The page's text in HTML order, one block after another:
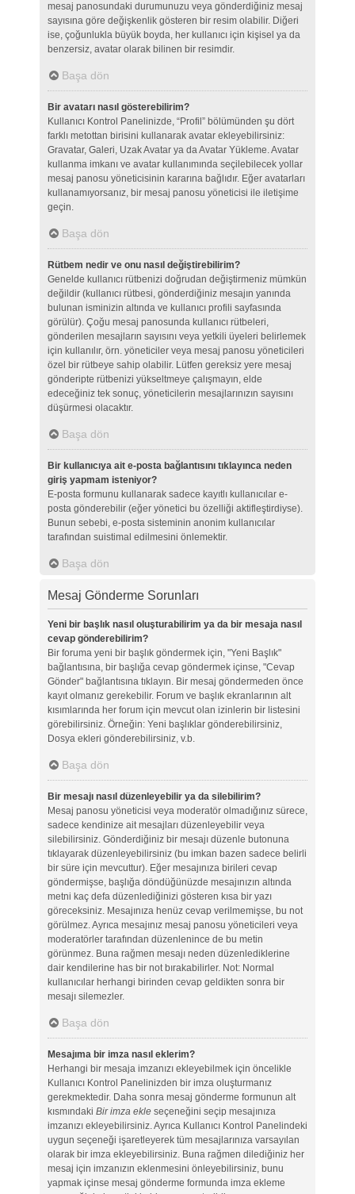
mesaj panosundaki durumunuzu veya gönderdiğiniz mesaj
sayısına göre değişkenlik gösteren bir resim olabilir. Diğeri
ise, çoğunlukla büyük boyda, her kullanıcı için kişisel ya da
benzersiz, avatar olarak bilinen bir resimdir.
Başa dön
Bir avatarı nasıl gösterebilirim?
Kullanıcı Kontrol Panelinizde, “Profil” bölümünden şu dört
farklı metottan birisini kullanarak avatar ekleyebilirsiniz:
Gravatar, Galeri, Uzak Avatar ya da Avatar Yükleme. Avatar
kullanma imkanı ve avatar kullanımında seçilebilecek yollar
mesaj panosu yöneticisinin kararına bağlıdır. Eğer avatarları
kullanamıyorsanız, bir mesaj panosu yöneticisi ile iletişime
geçin.
Başa dön
Rütbem nedir ve onu nasıl değiştirebilirim?
Genelde kullanıcı rütbenizi doğrudan değiştirmeniz mümkün
değildir (kullanıcı rütbesi, gönderdiğiniz mesajın yanında
bulunan isminizin altında ve kullanıcı profili sayfasında
görülür). Çoğu mesaj panosunda kullanıcı rütbeleri,
gönderilen mesajların sayısını veya yetkili üyeleri belirlemek
için kullanılır, örn. yöneticiler veya mesaj panosu yöneticileri
özel bir rütbeye sahip olabilir. Lütfen gereksiz yere mesaj
gönderipte rütbenizi yükseltmeye çalışmayın, elde
edeceğiniz tek sonuç, yöneticilerin mesajlarınızın sayısını
düşürmesi olacaktır.
Başa dön
Bir kullanıcıya ait e-posta bağlantısını tıklayınca neden
giriş yapmam isteniyor?
E-posta formunu kullanarak sadece kayıtlı kullanıcılar e-
posta gönderebilir (eğer yönetici bu özelliği aktifleştirdiyse).
Bunun sebebi, e-posta sisteminin anonim kullanıcılar
tarafından suistimal edilmesini önlemektir.
Başa dön
Mesaj Gönderme Sorunları
Yeni bir başlık nasıl oluşturabilirim ya da bir mesaja nasıl
cevap gönderebilirim?
Bir foruma yeni bir başlık göndermek için, "Yeni Başlık"
bağlantısına, bir başlığa cevap göndermek içinse, "Cevap
Gönder" bağlantısına tıklayın. Bir mesaj göndermeden önce
kayıt olmanız gerekebilir. Forum ve başlık ekranlarının alt
kısımlarında her forum için mevcut olan izinlerin bir listesini
görebilirsiniz. Örneğin: Yeni başlıklar gönderebilirsiniz,
Dosya ekleri gönderebilirsiniz, v.b.
Başa dön
Bir mesajı nasıl düzenleyebilir ya da silebilirim?
Mesaj panosu yöneticisi veya moderatör olmadığınız sürece,
sadece kendinize ait mesajları düzenleyebilir veya
silebilirsiniz. Gönderdiğiniz bir mesajı düzenle butonuna
tıklayarak düzenleyebilirsiniz (bu imkan bazen sadece belirli
bir süre için mevcuttur). Eğer mesajınıza birileri cevap
göndermişse, başlığa döndüğünüzde mesajınızın altında
metni kaç defa düzenlediğinizi gösteren kısa bir yazı
göreceksiniz. Mesajınıza henüz cevap verilmemişse, bu not
görülmez. Ayrıca mesajınız mesaj panosu yöneticileri veya
moderatörler tarafından düzenlenince de bu metin
görünmez. Buna rağmen mesajı neden düzenlediklerine
dair kendilerine has bir not bırakabilirler. Not: Normal
kullanıcılar herhangi birinden cevap geldikten sonra bir
mesajı silemezler.
Başa dön
Mesajıma bir imza nasıl eklerim?
Herhangi bir mesaja imzanızı ekleyebilmek için öncelikle
Kullanıcı Kontrol Panelinizden bir imza oluşturmanız
gerekmektedir. Daha sonra mesaj gönderme formunun alt
kısmındaki Bir imza ekleseçeneğini seçip mesajınıza
imzanızı ekleyebilirsiniz. Ayrıca Kullanıcı Kontrol Panelindeki
uygun seçeneği işaretleyerek tüm mesajlarınıza varsayılan
olarak bir imza ekleyebilirsiniz. Buna rağmen dilediğiniz her
mesaj için imzanızın eklenmesini önleyebilirsiniz, bunu
yapmak içinse mesaj gönderme formunda imza ekleme